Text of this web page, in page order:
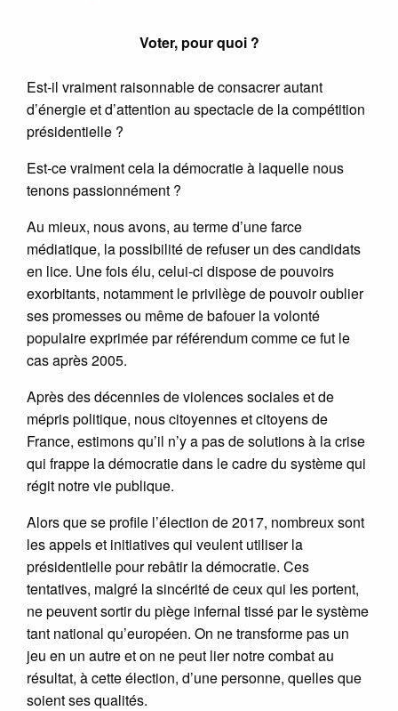
Voter, pour quoi ?
Est-il vraiment raisonnable de consacrer autant
d’énergie et d’attention au spectacle de la compétition
présidentielle ?
Est-ce vraiment cela la démocratie à laquelle nous
tenons passionnément ?
Au mieux, nous avons, au terme d’une farce
médiatique, la possibilité de refuser un des candidats
en lice. Une fois élu, celui-ci dispose de pouvoirs
exorbitants, notamment le privilège de pouvoir oublier
ses promesses ou même de bafouer la volonté
populaire exprimée par référendum comme ce fut le
cas après 2005.
Après des décennies de violences sociales et de
mépris politique, nous citoyennes et citoyens de
France, estimons qu’il n’y a pas de solutions à la crise
qui frappe la démocratie dans le cadre du système qui
régit notre vie publique.
Alors que se profile l’élection de 2017, nombreux sont
les appels et initiatives qui veulent utiliser la
présidentielle pour rebâtir la démocratie. Ces
tentatives, malgré la sincérité de ceux qui les portent,
ne peuvent sortir du piège infernal tissé par le système
tant national qu’européen. On ne transforme pas un
jeu en un autre et on ne peut lier notre combat au
résultat, à cette élection, d’une personne, quelles que
soient ses qualités.